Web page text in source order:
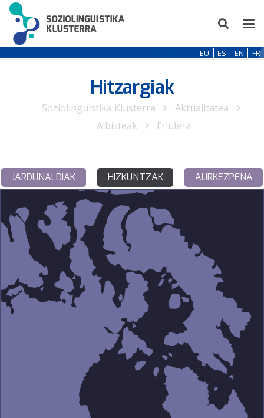
EU ES EN FR
Hitzargiak
Soziolinguistika Klusterra
Aktualitatea
Albisteak
Friulera
JARDUNALDIAK HIZKUNTZAK AURKEZPENA